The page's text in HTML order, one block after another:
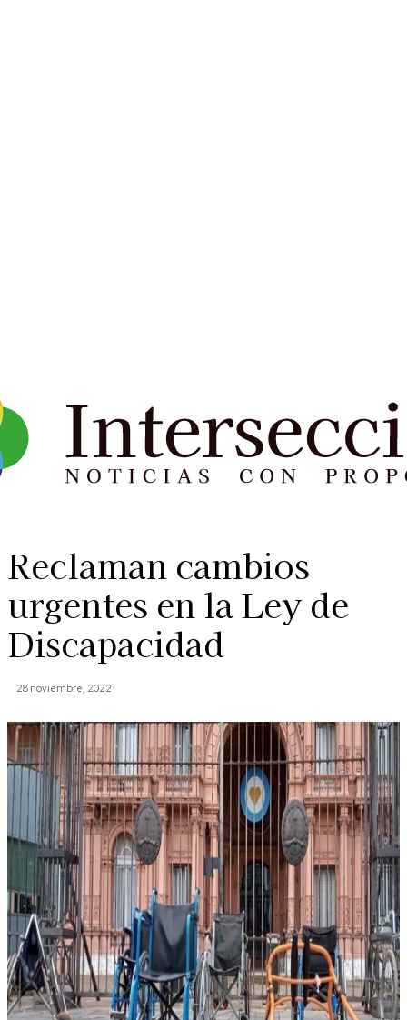
Reclaman cambios
urgentes en la Ley de
Discapacidad
28 noviembre, 2022